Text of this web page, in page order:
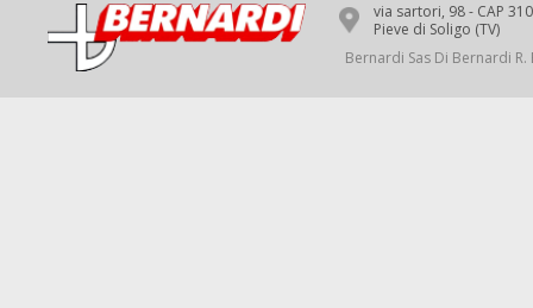
via sartori, 98 - CAP
Pieve di Soligo (TV)
Bernardi Sas Di Bernardi